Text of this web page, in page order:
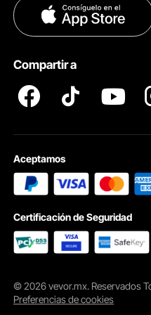
A prueba de polvo, agua y
Ayuda & FAQs
Políticas de Privacidad
Compartir a
Aceptamos
Certificación de Seguridad
© 2026 vevor.mx. Reservados
Preferencias de cookies